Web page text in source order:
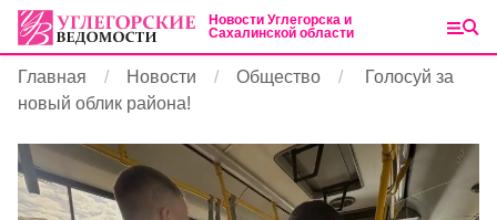
Новости Углегорска и
Сахалинской области
Главная Новости Общество
Голосуй за
новый облик района!